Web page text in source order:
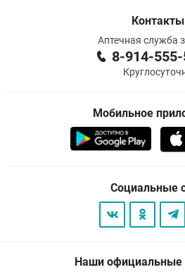
Контакты
Аптечная служба
8-914-
Мобильное
Социальные
Наши официальные